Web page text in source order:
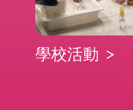
學校活動